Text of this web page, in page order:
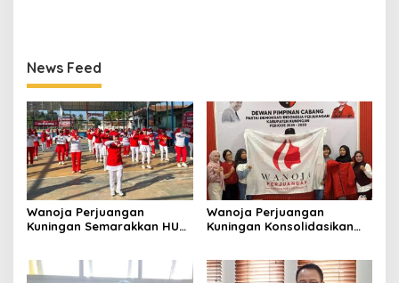
News Feed
Wanoja Perjuangan
Kuningan Semarakkan HUT
dan Berdaya
Wanoja Perjuangan
Kuningan Konsolidasikan
Muda